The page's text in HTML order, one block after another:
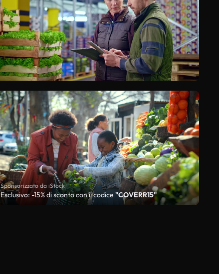
Sponsorizzato da iStock
Esclusivo: -15% di sconto con il codice "COVERR15"